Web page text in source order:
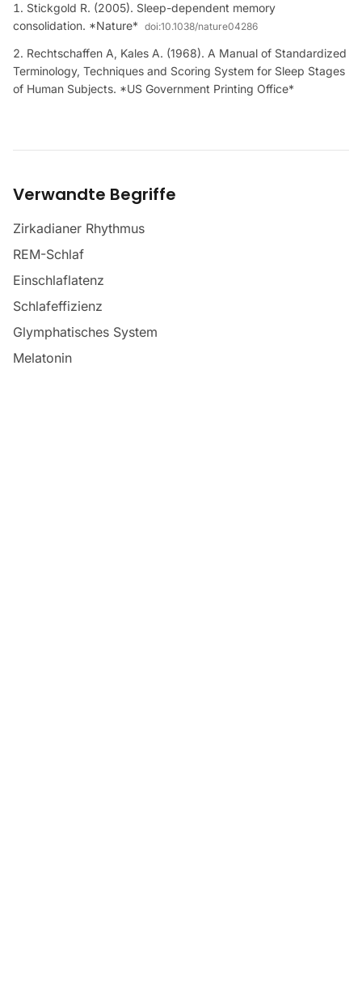
Stickgold R. (2005). Sleep-dependent memory
consolidation. *Nature* doi:10.1038/nature04286
Rechtschaffen A, Kales A. (1968). A Manual of Standardized
Terminology, Techniques and Scoring System for Sleep Stages
of Human Subjects. *US Government Printing Office*
Verwandte Begriffe
Zirkadianer Rhythmus
REM-Schlaf
Einschlaflatenz
Schlafeffizienz
Glymphatisches System
Melatonin